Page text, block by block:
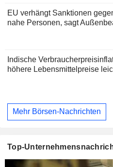
EU verhängt Sanktionen
nahe Personen, sagt
Indische
höhere Lebensmittelpreise
Mehr Börsen-Nachrichten
Top-